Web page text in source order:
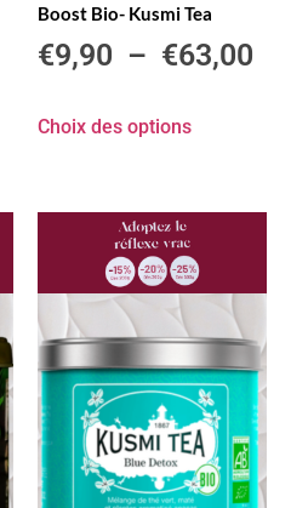
Boost Bio- Kusmi Tea
€9,90 – €63,00
Choix des options